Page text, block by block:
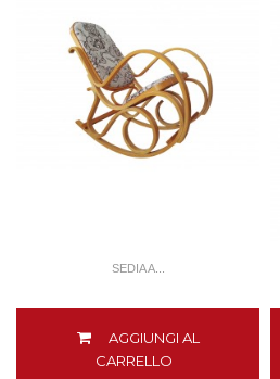
SEDIA A...
AGGIUNGI AL
CARRELLO